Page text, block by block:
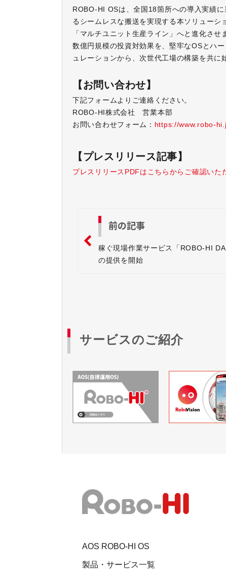
ROBO-HI OSは、全国18箇所への導入実績
るシームレスな搬送を実現する本ソリュー
「マルチユニット生産ライン」へと進化させ
数億円規模の投資対効果を、堅牢なOSとハ
ュレーションから、次世代工場の構築を共に
【お問い合わせ】
下記フォームよりご連絡ください。
ROBO-HI株式会社営業本部
お問い合わせフォーム： https://www.robo-
【プレスリリース記事】
プレスリリースPDFはこちらからご確認いた
前の記事
稼ぐ現場作業サービス「ROBO-HI
の提供を開始
サービスのご紹介
AOS ROBO-HI OS
製品・サービス一覧